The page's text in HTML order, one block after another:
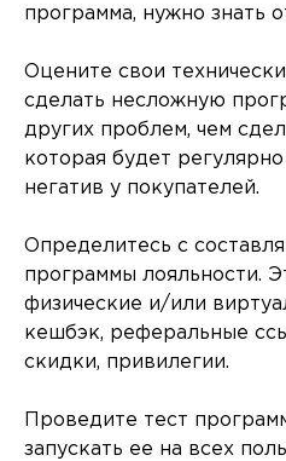
программа, нужно знать
Оцените свои
сделать несложную
других проблем, чем
которая будет
негатив у покупателей.
Определитесь с
программы лояльности.
физические и/или
кешбэк, реферальные
скидки, привилегии.
Проведите тест
запускать ее на всех